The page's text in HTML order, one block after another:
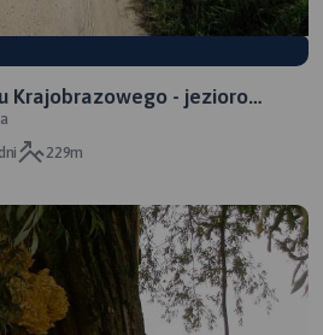
Krajobrazowego - jezioro
229m